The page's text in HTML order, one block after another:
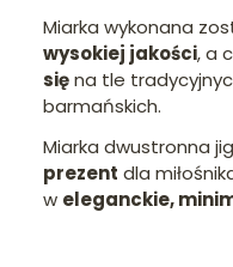
Miarka wykonana
wysokiej jakości, a
sięna tle
barmańskich.
Miarka dwustronna
prezent dla
w eleganckie,